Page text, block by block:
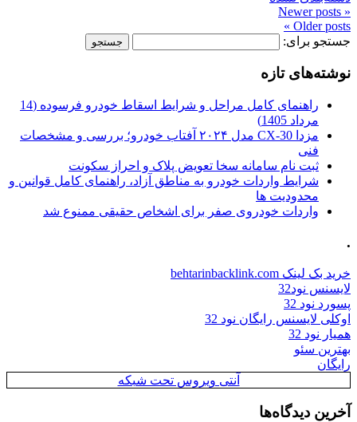
« Newer posts
Older posts »
جستجو برای:
نوشته‌های تازه
راهنمای کامل مراحل و شرایط اسقاط خودرو فرسوده (14
مرداد 1405)
مزدا CX-30 مدل ۲۰۲۴ آفتاب خودرو؛ بررسی و مشخصات
فنی
ثبت نام سامانه سخا تعویض پلاک و احراز سکونت
شرایط واردات خودرو به مناطق آزاد، راهنمای کامل قوانین و
محدودیت ها
واردات خودروی صفر برای اشخاص حقیقی ممنوع شد
.
خرید بک لینک behtarinbacklink.com
لایسنس نود32
پسورد نود 32
اوکلی لایسنس رایگان نود 32
همیار نود 32
بهترین سئو
رایگان
آنتی ویروس تحت شبکه
آخرین دیدگاه‌ها